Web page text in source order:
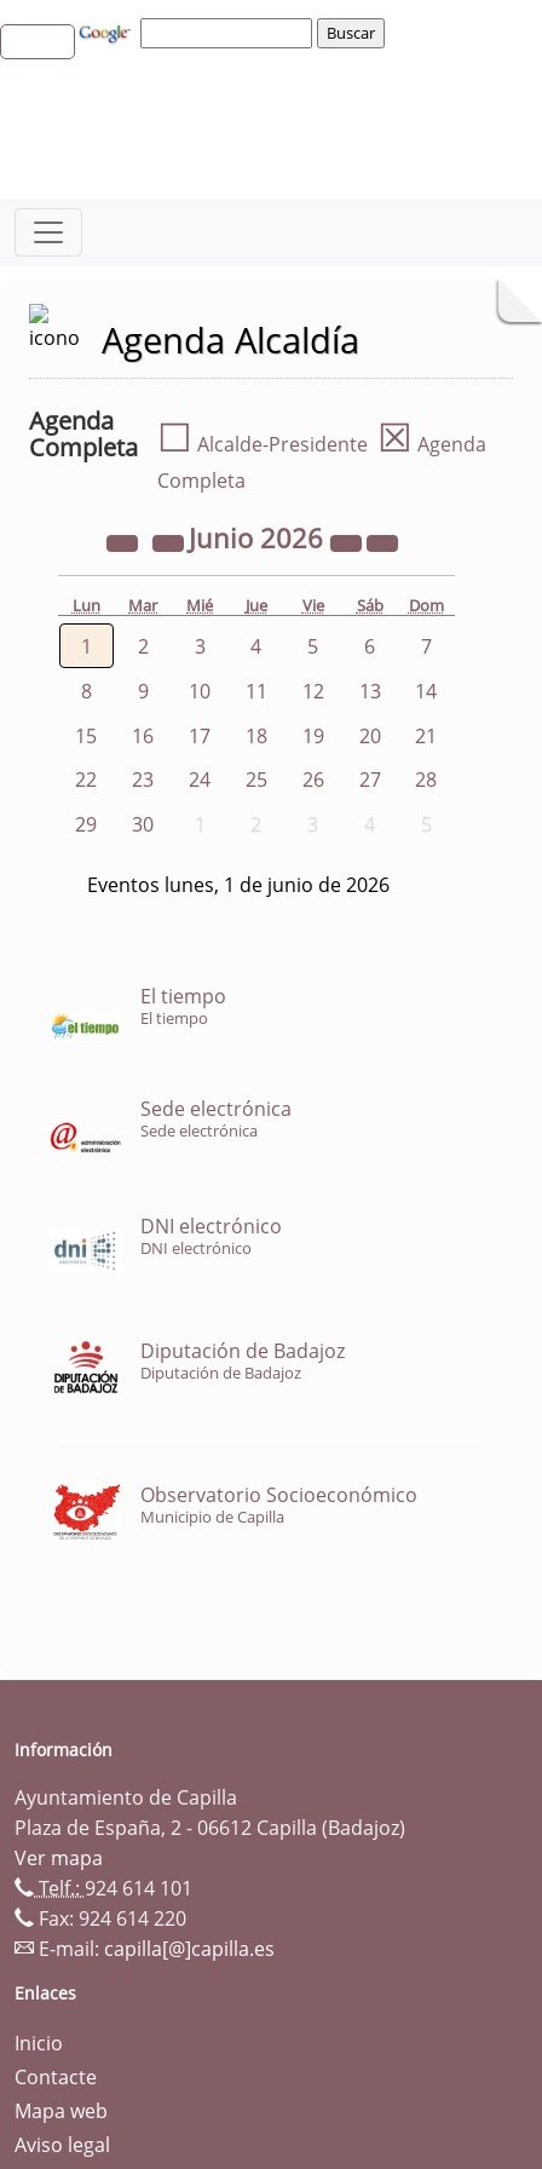
Agenda Alcaldía
Agenda
Completa
☐ Alcalde-Presidente ☒ Agenda
Completa
Junio 2026
Lun Mar Mié Jue Vie Sáb Dom
1 2 3 4 5 6
7
8
9 10 11 12 13
14
15
16 17 18 19 20
21
22
23 24 25 26 27
28
29
30 1 2 3 4 5
Eventos lunes, 1 de junio de 2026
El tiempo
El tiempo
Sede electrónica
Sede electrónica
DNI electrónico
DNI electrónico
Diputación de Badajoz
Diputación de Badajoz
Observatorio Socioeconómico
Municipio de Capilla
Información
Ayuntamiento de Capilla
Plaza de España, 2 - 06612 Capilla (Badajoz)
Ver mapa
Telf.: 924 614 101
Fax: 924 614 220
E-mail: capilla[@]capilla.es
Enlaces
Inicio
Contacte
Mapa web
Aviso legal